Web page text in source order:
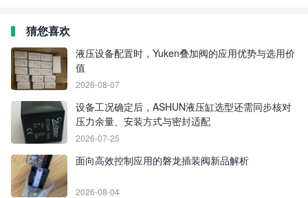
猜您喜欢
液压设备配置时，Yuken叠加阀的应用优势与选用价
值
2026-08-07
设备工况确定后，ASHUN液压缸选型还需同步核对
压力余量、安装方式与密封适配
2026-07-25
面向高效控制应用的磐龙插装阀新品解析
2026-08-04